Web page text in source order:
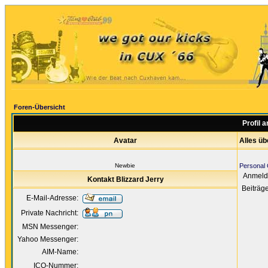
Foren-Übersicht
Profil
Avatar Alles
Newbie Personal
Kontakt Blizzard Jerry
E-Mail-Adresse:
Private Nachricht:
MSN Messenger:
Yahoo Messenger:
AIM-Name:
ICQ-Nummer: